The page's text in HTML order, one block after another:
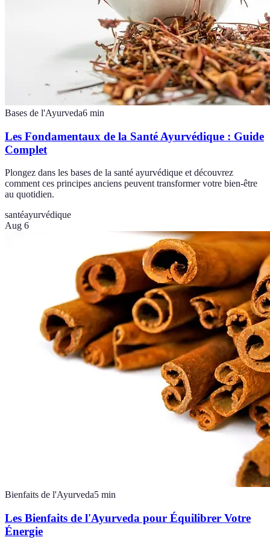
Bases de l'Ayurveda6 min
Les Fondamentaux de la Santé Ayurvédique : Guide
Complet
Plongez dans les bases de la santé ayurvédique et découvrez
comment ces principes anciens peuvent transformer votre bien-être
au quotidien.
santéayurvédique
Aug 6
Bienfaits de l'Ayurveda5 min
Les Bienfaits de l'Ayurveda pour Équilibrer Votre
Énergie